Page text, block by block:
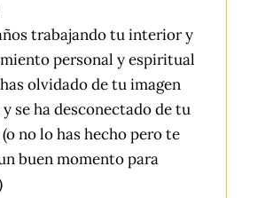
trabajando tu interior y
personal y espiritual
olvidado de tu imagen
se ha desconectado de tu
no lo has hecho pero te
buen momento para